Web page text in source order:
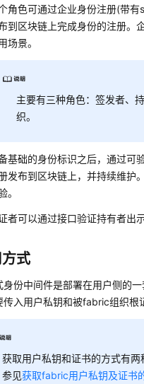
角色可通过企业身份注册(带
到区块链上完成身份的注册。
场景。
主要有三种角色：签发者、
织。
基础的身份标识之后，通过可
发布到区块链上，并持续维护
。
者可以通过接口验证持有者出
式
身份中间件是部署在用户侧的
传入用户私钥和被fabric组织根
获取用户私钥和证书的方式有
参见获取fabric用户私钥及证书